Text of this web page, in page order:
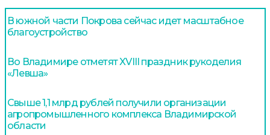
В южной части Покрова сейчас идет масштабное
благоустройство
Во Владимире отметят XVIII праздник рукоделия
«Левша»
Свыше 1,1 млрд рублей получили организации
агропромышленного комплекса Владимирской
области